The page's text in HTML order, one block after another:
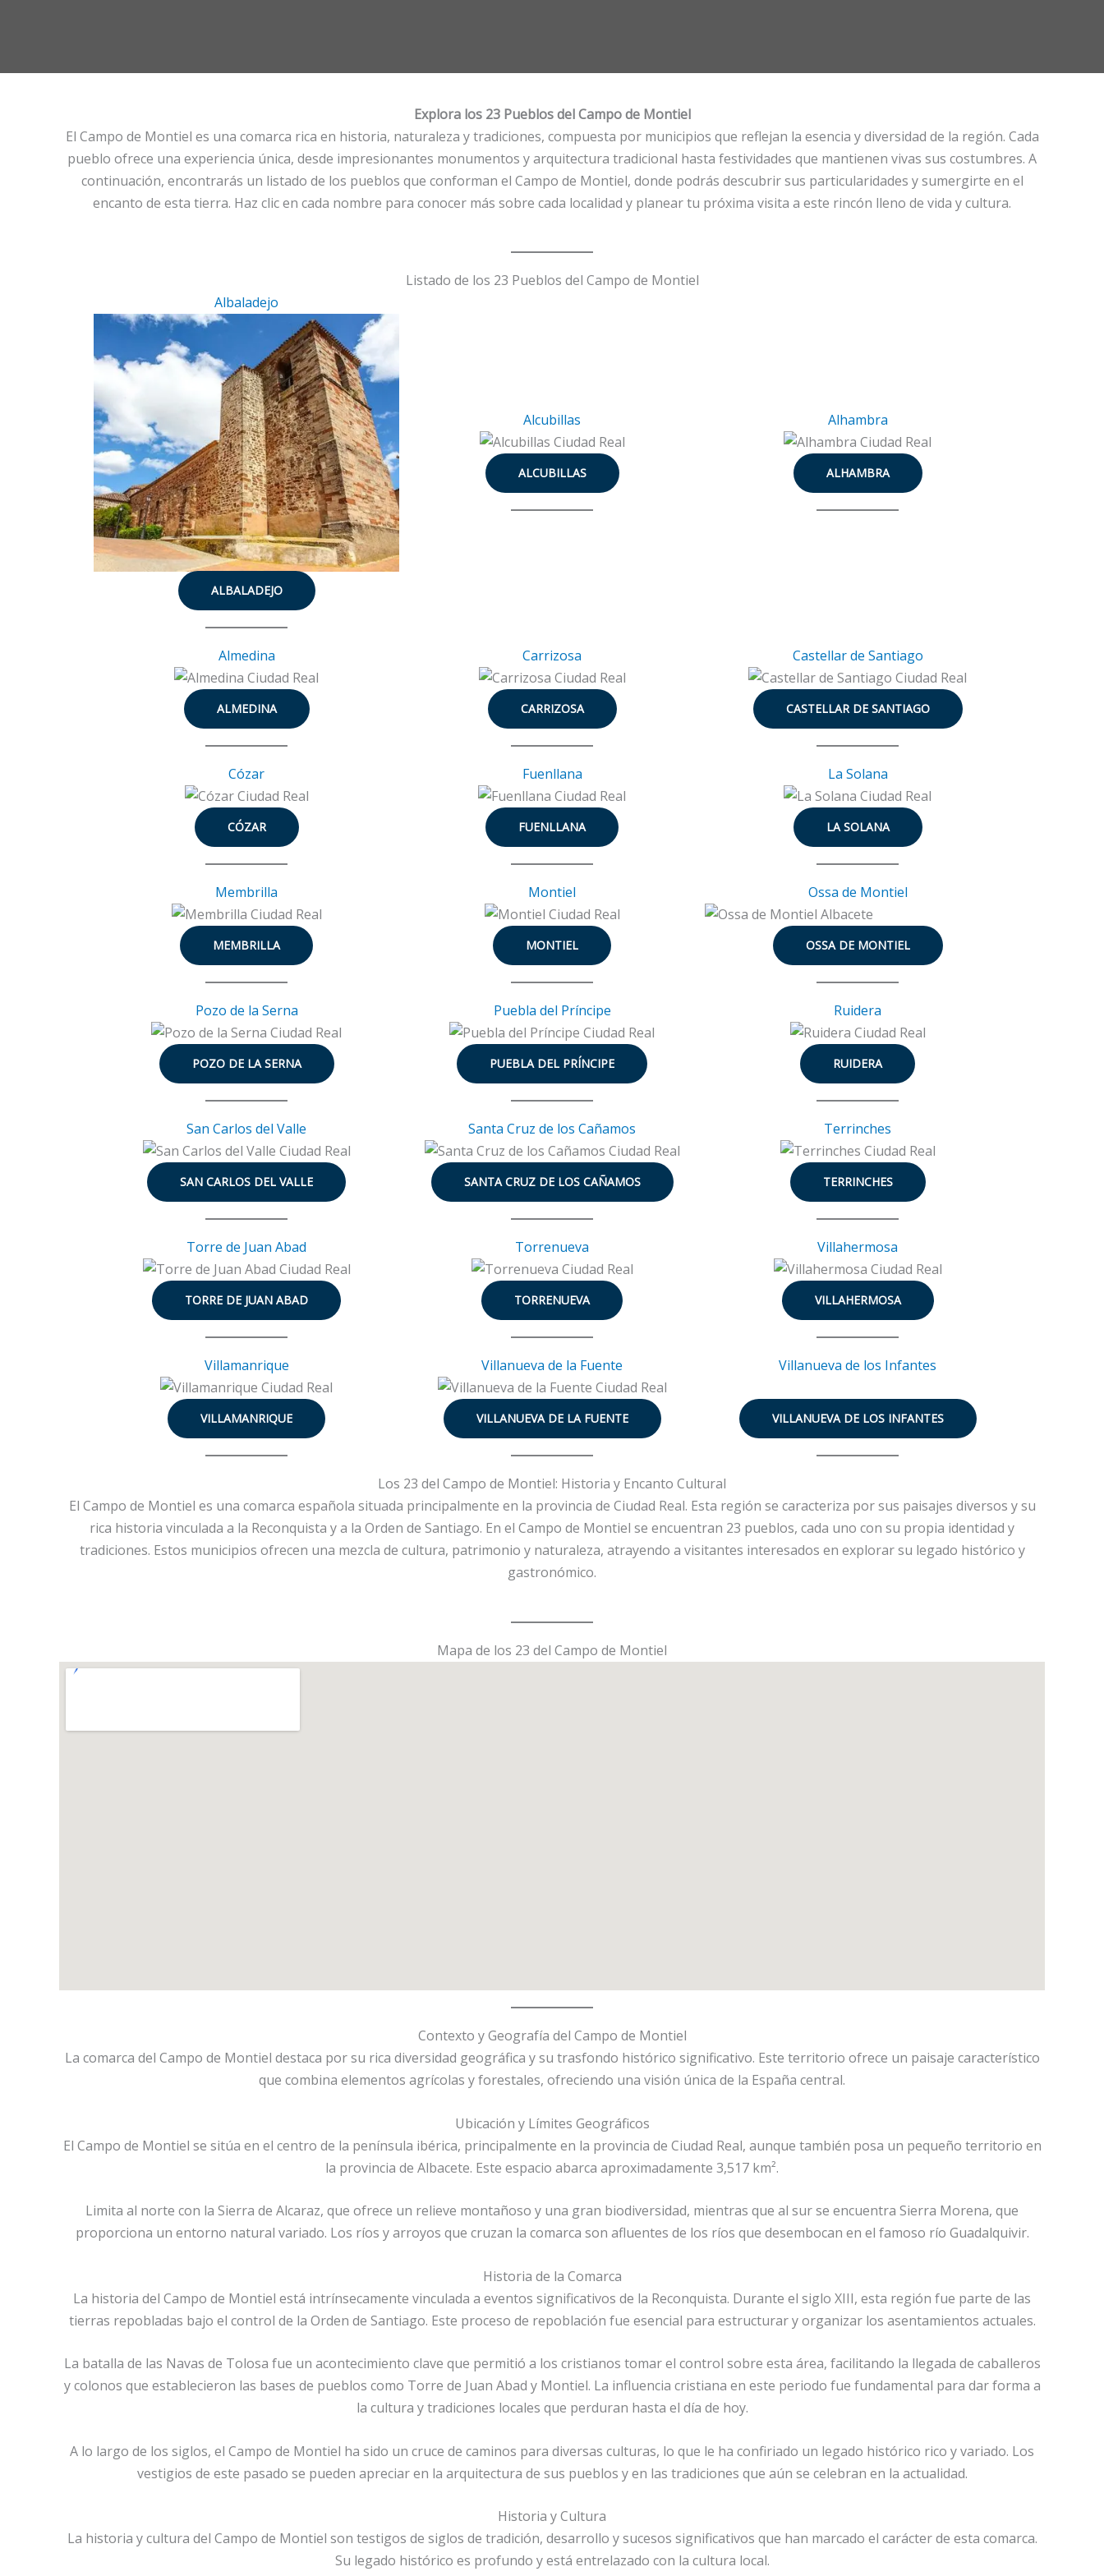
Explora los 23 Pueblos del Campo de Montiel
El Campo de Montiel es una comarca rica en historia, naturaleza y tradiciones, compuesta por municipios que reflejan la esencia y diversidad de la región. Cada
pueblo ofrece una experiencia única, desde impresionantes monumentos y arquitectura tradicional hasta festividades que mantienen vivas sus costumbres. A
continuación, encontrarás un listado de los pueblos que conforman el Campo de Montiel, donde podrás descubrir sus particularidades y sumergirte en el
encanto de esta tierra. Haz clic en cada nombre para conocer más sobre cada localidad y planear tu próxima visita a este rincón lleno de vida y cultura.
Listado de los 23 Pueblos del Campo de Montiel
Albaladejo
ALBALADEJO
Alcubillas
ALCUBILLAS
Alhambra
ALHAMBRA
Almedina
ALMEDINA
Carrizosa
CARRIZOSA
Castellar de Santiago
CASTELLAR DE SANTIAGO
Cózar
CÓZAR
Fuenllana
FUENLLANA
La Solana
LA SOLANA
Membrilla
MEMBRILLA
Montiel
MONTIEL
Ossa de Montiel
OSSA DE MONTIEL
Pozo de la Serna
POZO DE LA SERNA
Puebla del Príncipe
PUEBLA DEL PRÍNCIPE
Ruidera
RUIDERA
San Carlos del Valle
SAN CARLOS DEL VALLE
Santa Cruz de los Cañamos
SANTA CRUZ DE LOS CAÑAMOS
Terrinches
TERRINCHES
Torre de Juan Abad
TORRE DE JUAN ABAD
Torrenueva
TORRENUEVA
Villahermosa
VILLAHERMOSA
Villamanrique
VILLAMANRIQUE
Villanueva de la Fuente
VILLANUEVA DE LA FUENTE
Villanueva de los Infantes
VILLANUEVA DE LOS INFANTES
Los 23 del Campo de Montiel: Historia y Encanto Cultural
El Campo de Montiel es una comarca española situada principalmente en la provincia de Ciudad Real. Esta región se caracteriza por sus paisajes diversos y su
rica historia vinculada a la Reconquista y a la Orden de Santiago. En el Campo de Montiel se encuentran 23 pueblos, cada uno con su propia identidad y
tradiciones. Estos municipios ofrecen una mezcla de cultura, patrimonio y naturaleza, atrayendo a visitantes interesados en explorar su legado histórico y
gastronómico.
Mapa de los 23 del Campo de Montiel
Contexto y Geografía del Campo de Montiel
La comarca del Campo de Montiel destaca por su rica diversidad geográfica y su trasfondo histórico significativo. Este territorio ofrece un paisaje característico
que combina elementos agrícolas y forestales, ofreciendo una visión única de la España central.
Ubicación y Límites Geográficos
El Campo de Montiel se sitúa en el centro de la península ibérica, principalmente en la provincia de Ciudad Real, aunque también posa un pequeño territorio en
la provincia de Albacete. Este espacio abarca aproximadamente 3,517 km².
Limita al norte con la Sierra de Alcaraz, que ofrece un relieve montañoso y una gran biodiversidad, mientras que al sur se encuentra Sierra Morena, que
proporciona un entorno natural variado. Los ríos y arroyos que cruzan la comarca son afluentes de los ríos que desembocan en el famoso río Guadalquivir.
Historia de la Comarca
La historia del Campo de Montiel está intrínsecamente vinculada a eventos significativos de la Reconquista. Durante el siglo XIII, esta región fue parte de las
tierras repobladas bajo el control de la Orden de Santiago. Este proceso de repoblación fue esencial para estructurar y organizar los asentamientos actuales.
La batalla de las Navas de Tolosa fue un acontecimiento clave que permitió a los cristianos tomar el control sobre esta área, facilitando la llegada de caballeros
y colonos que establecieron las bases de pueblos como Torre de Juan Abad y Montiel. La influencia cristiana en este periodo fue fundamental para dar forma a
la cultura y tradiciones locales que perduran hasta el día de hoy.
A lo largo de los siglos, el Campo de Montiel ha sido un cruce de caminos para diversas culturas, lo que le ha confiriado un legado histórico rico y variado. Los
vestigios de este pasado se pueden apreciar en la arquitectura de sus pueblos y en las tradiciones que aún se celebran en la actualidad.
Historia y Cultura
La historia y cultura del Campo de Montiel son testigos de siglos de tradición, desarrollo y sucesos significativos que han marcado el carácter de esta comarca.
Su legado histórico es profundo y está entrelazado con la cultura local.